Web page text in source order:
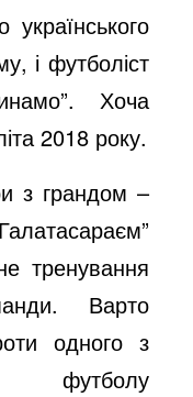
українського
і футболіст
Хоча
2018 року.
з грандом –
тренування
Варто
одного з
футболу